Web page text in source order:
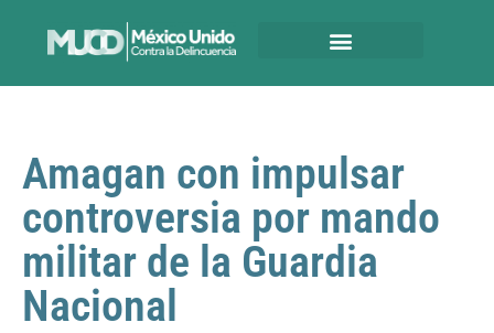
Amagan con impulsar
controversia por mando
militar de la Guardia
Nacional